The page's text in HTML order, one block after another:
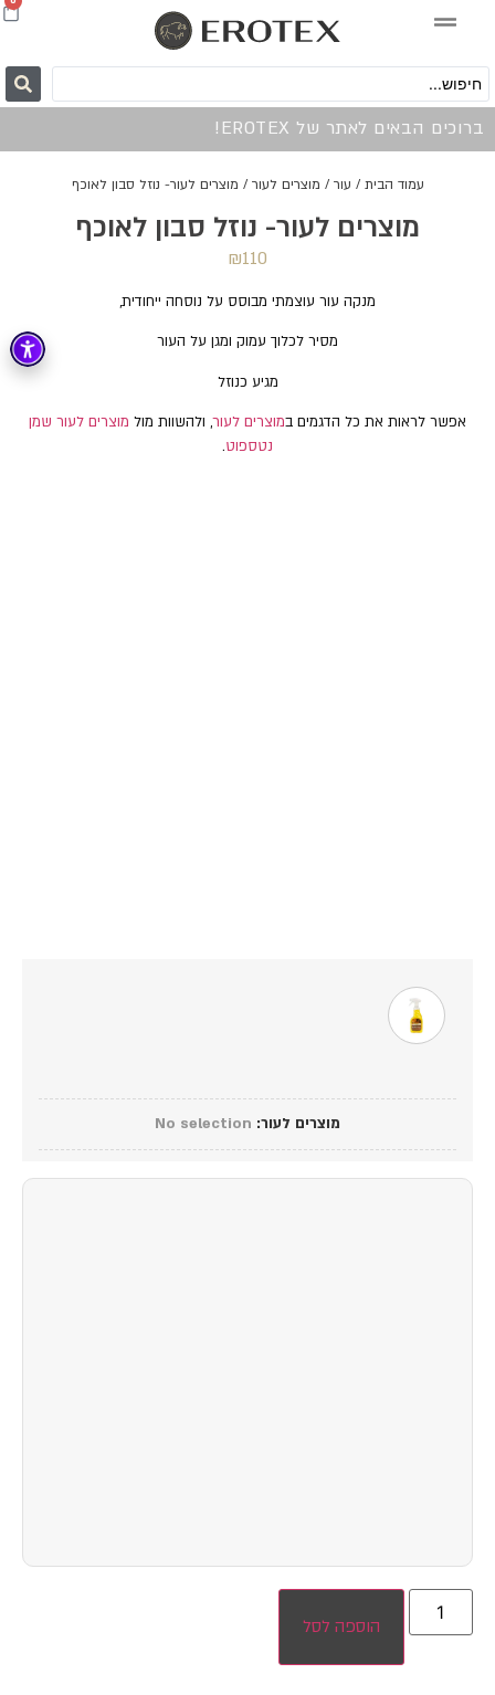
ברוכים הבאים לאתר של EROTEX!
עמוד הבית / עור / מוצרים לעור / מוצרים לעור- נוזל סבון לאוכף
מוצרים לעור- נוזל סבון לאוכף
₪110
מנקה עור עוצמתי מבוסס על נוסחה ייחודית,
מסיר לכלוך עמוק ומגן על העור
מגיע כנוזל
אפשר לראות את כל הדגמים במוצרים לעור, ולהשוות מול מוצרים לעור שמן
נטספוט.
מוצרים לעור:
No selection
הוספה לסל